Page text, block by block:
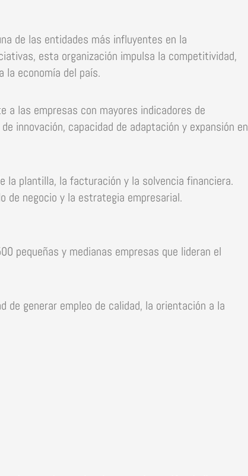
de las entidades más influyentes en la
esta organización impulsa la competitividad,
la economía del país.
a las empresas con mayores indicadores de
innovación, capacidad de adaptación y expansión en
plantilla, la facturación y la solvencia financiera.
de negocio y la estrategia empresarial.
pequeñas y medianas empresas que lideran el
generar empleo de calidad, la orientación a la